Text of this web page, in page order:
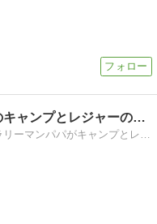
福島県 サラリーマンパパのキャンプとレジャーのブログ